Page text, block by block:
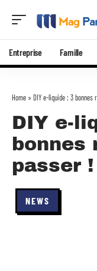
Entreprise Famille
Home » DIY e-liquide : 3 bonnes
DIY e-
bonnes
passer !
NEWS